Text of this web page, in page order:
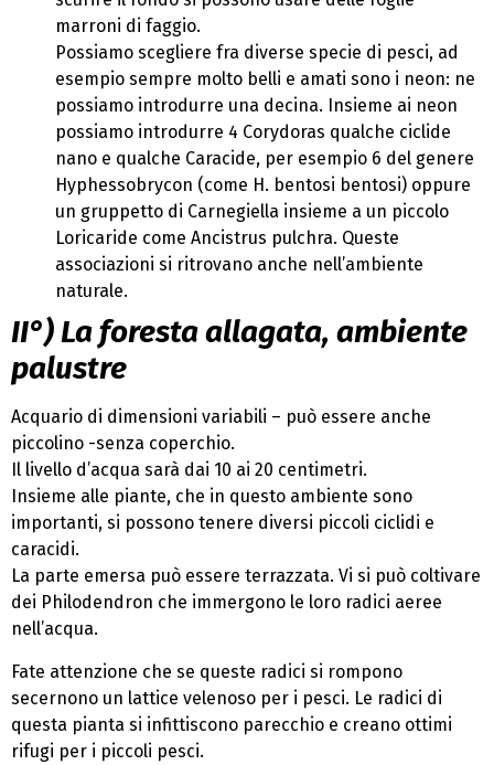
marroni di faggio.
Possiamo scegliere fra diverse specie di pesci, ad
esempio sempre molto belli e amati sono i neon: ne
possiamo introdurre una decina. Insieme ai neon
possiamo introdurre 4 Corydoras qualche ciclide
nano e qualche Caracide, per esempio 6 del genere
Hyphessobrycon (come H. bentosi bentosi) oppure
un gruppetto di Carnegiella insieme a un piccolo
Loricaride come Ancistrus pulchra. Queste
associazioni si ritrovano anche nell’ambiente
naturale.
II°) La foresta allagata, ambiente
palustre
Acquario di dimensioni variabili – può essere anche
piccolino -senza coperchio.
Il livello d’acqua sarà dai 10 ai 20 centimetri.
Insieme alle piante, che in questo ambiente sono
importanti, si possono tenere diversi piccoli ciclidi e
caracidi.
La parte emersa può essere terrazzata. Vi si può coltivare
dei Philodendron che immergono le loro radici aeree
nell’acqua.
Fate attenzione che se queste radici si rompono
secernono un lattice velenoso per i pesci. Le radici di
questa pianta si infittiscono parecchio e creano ottimi
rifugi per i piccoli pesci.